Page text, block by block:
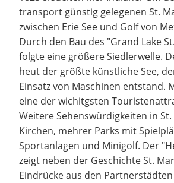
transport günstig gelegenen St.
zwischen Erie See und Golf von
Durch den Bau des "Grand Lake
folgte eine größere Siedlerwelle.
heut der größte künstliche See,
Einsatz von Maschinen entstand.
eine der wichitgsten
Weitere Sehenswürdigkeiten in
Kirchen, mehrer Parks mit
Sportanlagen und Minigolf. Der
zeigt neben der Geschichte St.
Eindrücke aus den Partnerstädten